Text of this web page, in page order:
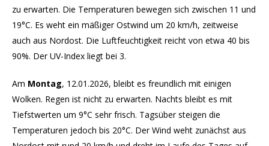
zu erwarten. Die Temperaturen bewegen sich zwischen 11 und
19°C. Es weht ein mäßiger Ostwind um 20 km/h, zeitweise
auch aus Nordost. Die Luftfeuchtigkeit reicht von etwa 40 bis
90%. Der UV-Index liegt bei 3.
Am Montag, 12.01.2026, bleibt es freundlich mit einigen
Wolken. Regen ist nicht zu erwarten. Nachts bleibt es mit
Tiefstwerten um 9°C sehr frisch. Tagsüber steigen die
Temperaturen jedoch bis 20°C. Der Wind weht zunächst aus